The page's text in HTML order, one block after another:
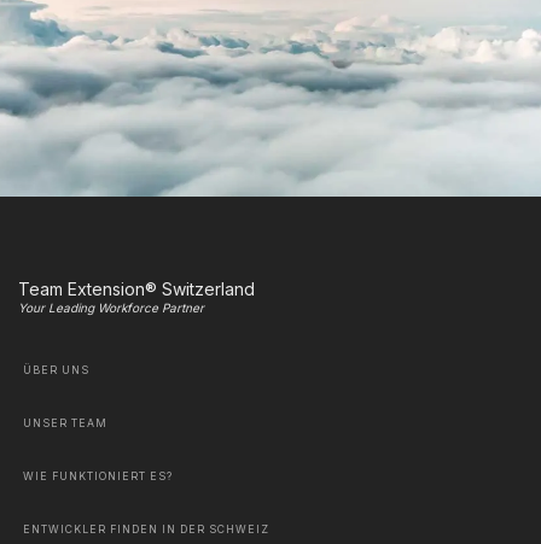
Team Extension® Switzerland
Your Leading Workforce Partner
ÜBER UNS
UNSER TEAM
WIE FUNKTIONIERT ES?
ENTWICKLER FINDEN IN DER SCHWEIZ